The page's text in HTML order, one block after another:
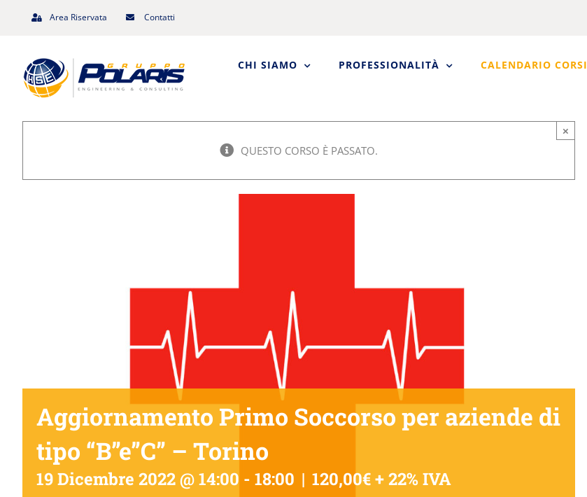
contenuto
Area Riservata Contatti
CHI SIAMO PROFESSIONALITÀ CALENDARIO CORSI
QUESTO CORSO È PASSATO.
×
Aggiornamento Primo Soccorso per aziende di
tipo “B”e”C” – Torino
19 Dicembre 2022 @ 14:00 - 18:00 | 120,00€ + 22% IVA